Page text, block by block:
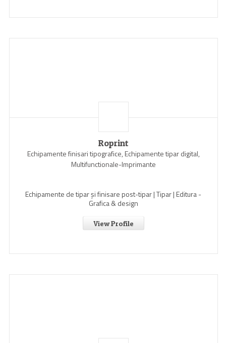
Roprint
Echipamente finisari tipografice, Echipamente tipar digital,
Multifunctionale-Imprimante
Echipamente de tipar și finisare post-tipar | Tipar | Editura -
Grafica & design
View Profile